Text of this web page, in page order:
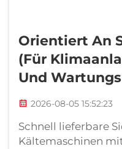
Orientiert An
(für
Und
2026-08-05 15:52:23
Schnell lieferbare
Kältemaschinen